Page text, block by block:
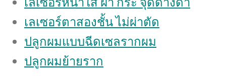
เลเซอร์ตาสองชั้น ไม่ผ่าตัด
ปลูกผมแบบฉีดเซลรากผม
ปลูกผมย้ายราก